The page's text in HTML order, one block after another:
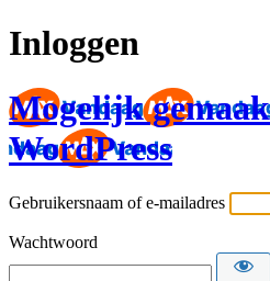
Inloggen
Mogelijk
WordPress
Gebruikersnaam of e-mailadres
Wachtwoord